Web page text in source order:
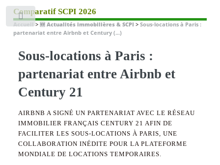
Comparatif SCPI 2026
Accueil > 🆕 Actualités immobilières & SCPI > Sous-locations à Paris :
partenariat entre Airbnb et Century (...)
Sous-locations à Paris :
partenariat entre Airbnb et
Century 21
AIRBNB A SIGNÉ UN PARTENARIAT AVEC LE RÉSEAU
IMMOBILIER FRANÇAIS CENTURY 21 AFIN DE
FACILITER LES SOUS-LOCATIONS À PARIS, UNE
COLLABORATION INÉDITE POUR LA PLATEFORME
MONDIALE DE LOCATIONS TEMPORAIRES.
Toggle